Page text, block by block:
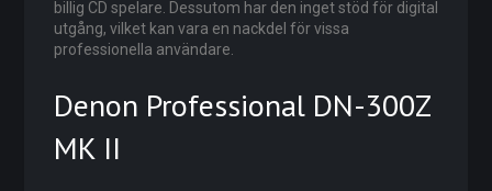
billig CD spelare. Dessutom har den inget stöd för digital
utgång, vilket kan vara en nackdel för vissa
professionella användare.
Denon Professional DN-300Z
MK II